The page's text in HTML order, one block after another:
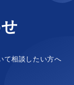
て相談したい方へ